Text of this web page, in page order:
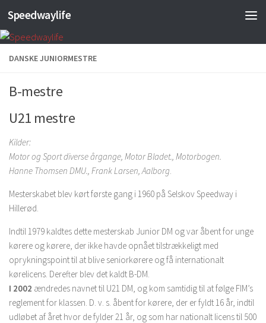
Skip to content
Speedwaylife
DANSKE JUNIORMESTRE
B-mestre
U21 mestre
Kilder:
Motor og Sport diverse årgange, Motor Bladet., Motorbogen.
Hanne Thomsen DMU., Frank Larsen, Aalborg.
Mesterskabet blev kørt første gang i 1960 på Selskov Speedway i
Hillerød.
Indtil 1979 kaldtes dette mesterskab Junior DM og var åbent for unge
kørere og kørere, der ikke havde opnået tilstrækkeligt med
oprykningspoint til at blive seniorkørere og få internationalt
kørelicens. Derefter blev det kaldt B-DM.
I 2002 ændredes navnet til U21 DM, og kom samtidig til at følge FIM’s
reglement for klassen. D. v. s. åbent for kørere, der er fyldt 16 år, indtil
udløbet af året hvor de fylder 21 år, og som har nationalt licens til 500